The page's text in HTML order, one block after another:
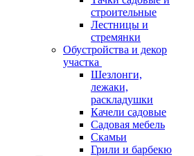
строительные
Лестницы и
стремянки
Обустройства и декор
участка
Шезлонги,
лежаки,
раскладушки
Качели садовые
Садовая мебель
Скамьи
Грили и барбекю